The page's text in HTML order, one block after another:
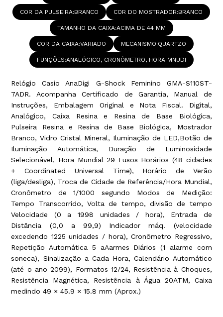
Relógio Casio AnaDigi G-Shock Feminino GMA-S110ST-
7ADR. Acompanha Certificado de Garantia, Manual de
Instruções, Embalagem Original e Nota Fiscal. Digital,
Analógico, Caixa Resina e Resina de Base Biológica,
Pulseira Resina e Resina de Base Biológica, Mostrador
Branco, Vidro Cristal Mineral, Iluminação de LED,Botão de
Iluminação Automática, Duração de Luminosidade
Selecionável, Hora Mundial 29 Fusos Horários (48 cidades
+ Coordinated Universal Time), Horário de Verão
(liga/desliga), Troca de Cidade de Referência/Hora Mundial,
Cronômetro de 1/1000 segundo Modos de Medição:
Tempo Transcorrido, Volta de tempo, divisão de tempo
Velocidade (0 a 1998 unidades / hora), Entrada de
Distância (0,0 a 99,9) Indicador máq. (velocidade
excedendo 1225 unidades / hora), Cronômetro Regressivo,
Repetição Automática 5 aAarmes Diários (1 alarme com
soneca), Sinalização a Cada Hora, Calendário Automático
(até o ano 2099), Formatos 12/24, Resistência à Choques,
Resistência Magnética, Resistência à Água 20ATM, Caixa
medindo 49 × 45.9 × 15.8 mm (Aprox.)
COR DA PULSEIRA BRANCO COR DO MOSTRADOR BRANCO
TAMANHO DA CAIXA ACIMA DE 44 MM
COR DA CAIXA VARIADO MECANISMO QUARTZO
FUNÇÕES ANALÓGICO, CRONÔMETRO, HORA MNUDI